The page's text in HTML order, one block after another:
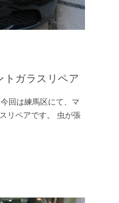
トガラスリペア
回は練馬区にて、マ
リペアです。 虫が張